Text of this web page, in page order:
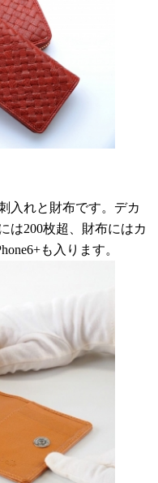
入れと財布です。デカ
は200枚超、財布にはカ
も入ります。